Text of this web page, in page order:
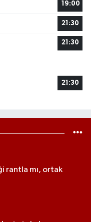
19:00
21:30
21:30
21:30
rantla mı, ortak